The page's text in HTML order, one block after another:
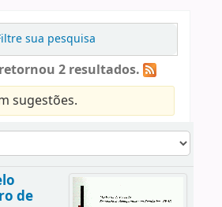
sua pesquisa
2 resultados.
sugestões.
de